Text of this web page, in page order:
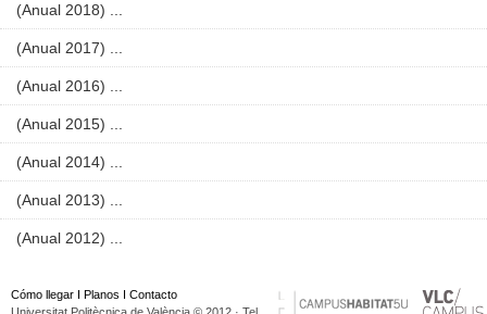
(Anual 2018) ...
(Anual 2017) ...
(Anual 2016) ...
(Anual 2015) ...
(Anual 2014) ...
(Anual 2013) ...
(Anual 2012) ...
Cómo llegar I Planos I Contacto